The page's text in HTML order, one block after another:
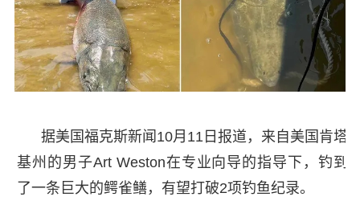
据美国福克斯新闻10月11日报道，来自美国肯塔
基州的男子Art Weston在专业向导的指导下，钓到
了一条巨大的鳄雀鳝，有望打破2项钓鱼纪录。